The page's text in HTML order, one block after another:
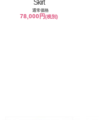
Skirt
通常価格
78,000円(税別)